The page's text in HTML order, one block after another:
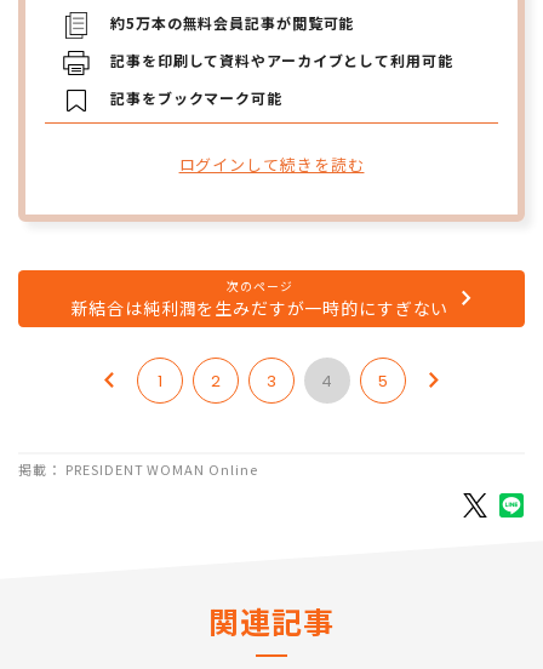
約5万本の無料会員記事が閲覧可能
記事を印刷して資料やアーカイブとして利用可能
記事をブックマーク可能
ログインして続きを読む
次のページ
新結合は純利潤を生みだすが一時的にすぎない
1 2 3 4 5
掲載： PRESIDENT WOMAN Online
関連記事